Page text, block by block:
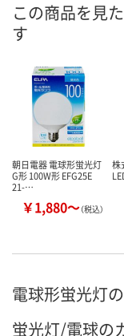
この商品を見
す
朝日電器 電球形蛍光灯
G形 100W形 EFG25E
21-…
￥1,880～（税込）
株
電球形蛍光灯
蛍光灯/電球の